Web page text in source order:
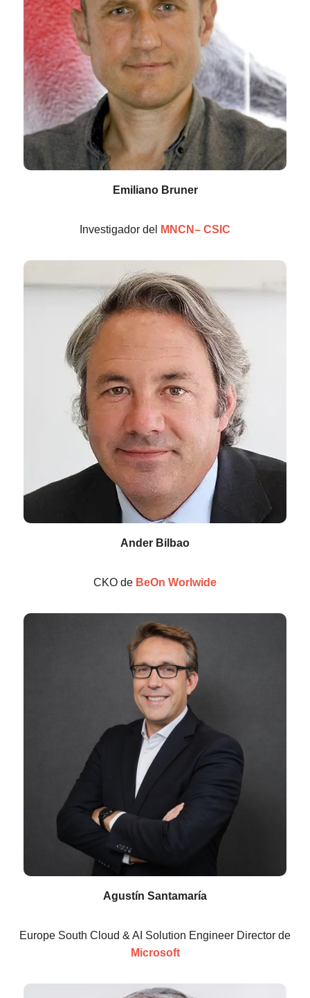
Emiliano Bruner
Investigador del MNCN– CSIC
Ander Bilbao
CKO de BeOn Worlwide
Agustín Santamaría
Europe South Cloud & AI Solution Engineer Director de
Microsoft